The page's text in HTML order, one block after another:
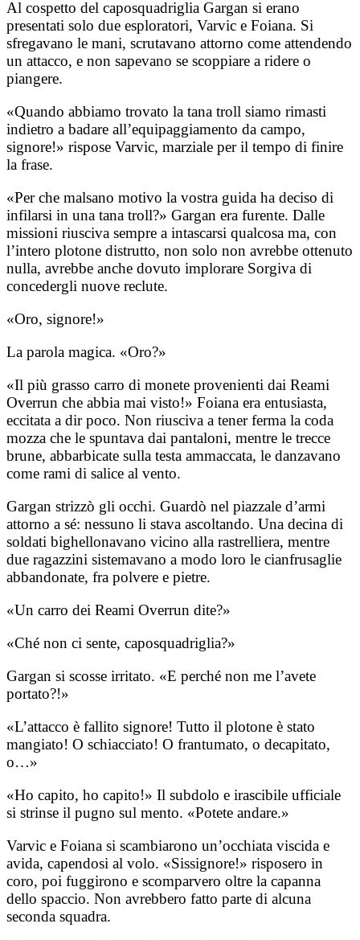
Al cospetto del caposquadriglia Gargan si erano
presentati solo due esploratori, Varvic e Foiana. Si
sfregavano le mani, scrutavano attorno come attendendo
un attacco, e non sapevano se scoppiare a ridere o
piangere.
«Quando abbiamo trovato la tana troll siamo rimasti
indietro a badare all’equipaggiamento da campo,
signore!» rispose Varvic, marziale per il tempo di finire
la frase.
«Per che malsano motivo la vostra guida ha deciso di
infilarsi in una tana troll?» Gargan era furente. Dalle
missioni riusciva sempre a intascarsi qualcosa ma, con
l’intero plotone distrutto, non solo non avrebbe ottenuto
nulla, avrebbe anche dovuto implorare Sorgiva di
concedergli nuove reclute.
«Oro, signore!»
La parola magica. «Oro?»
«Il più grasso carro di monete provenienti dai Reami
Overrun che abbia mai visto!» Foiana era entusiasta,
eccitata a dir poco. Non riusciva a tener ferma la coda
mozza che le spuntava dai pantaloni, mentre le trecce
brune, abbarbicate sulla testa ammaccata, le danzavano
come rami di salice al vento.
Gargan strizzò gli occhi. Guardò nel piazzale d’armi
attorno a sé: nessuno li stava ascoltando. Una decina di
soldati bighellonavano vicino alla rastrelliera, mentre
due ragazzini sistemavano a modo loro le cianfrusaglie
abbandonate, fra polvere e pietre.
«Un carro dei Reami Overrun dite?»
«Ché non ci sente, caposquadriglia?»
Gargan si scosse irritato. «E perché non me l’avete
portato?!»
«L’attacco è fallito signore! Tutto il plotone è stato
mangiato! O schiacciato! O frantumato, o decapitato,
o…»
«Ho capito, ho capito!» Il subdolo e irascibile ufficiale
si strinse il pugno sul mento. «Potete andare.»
Varvic e Foiana si scambiarono un’occhiata viscida e
avida, capendosi al volo. «Sissignore!» risposero in
coro, poi fuggirono e scomparvero oltre la capanna
dello spaccio. Non avrebbero fatto parte di alcuna
seconda squadra.